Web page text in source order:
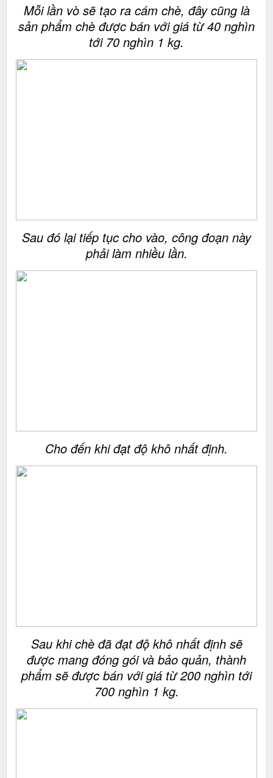
Mỗi lần vò sẽ tạo ra cám chè, đây cũng là
sản phẩm chè được bán với giá từ 40 nghìn
tới 70 nghìn 1 kg.
Sau đó lại tiếp tục cho vào, công đoạn này
phải làm nhiều lần.
Cho đến khi đạt độ khô nhất định.
Sau khi chè đã đạt độ khô nhất định sẽ
được mang đóng gói và bảo quản, thành
phẩm sẽ được bán với giá từ 200 nghìn tới
700 nghìn 1 kg.